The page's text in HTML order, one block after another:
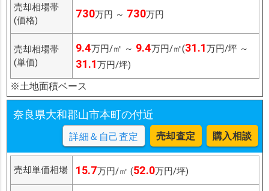
売却相場帯
(価格)
730万円 ～ 730万円
売却相場帯
(単価)
9.4万円/㎡ ～ 9.4万円/㎡(31.1万円/坪 ～
31.1万円/坪)
※土地面積ベース
奈良県大和郡山市本町の付近
詳細＆自己査定 売却査定 購入相談
売却単価相場 15.7万円/㎡ (52.0万円/坪)